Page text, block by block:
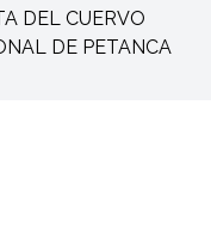
DEL CUERVO
DE PETANCA